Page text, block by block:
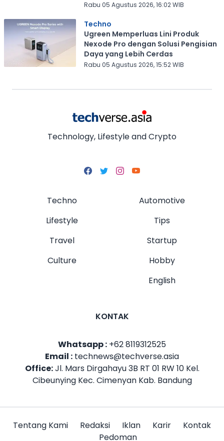
Rabu 05 Agustus 2026, 16:02 WIB
Techno
Ugreen Memperluas Lini Produk
Nexode Pro dengan Solusi Pengisian
Daya yang Lebih Cerdas
Rabu 05 Agustus 2026, 15:52 WIB
Technology, Lifestyle and Crypto
Techno
Lifestyle
Travel
Culture
Automotive
Tips
Startup
Hobby
English
KONTAK
Whatsapp : +62 8119312525
Email : technews@techverse.asia
Office:Jl. Mars Dirgahayu 3B RT 01 RW 10 Kel.
Cibeunying Kec. Cimenyan Kab. Bandung
Tentang Kami Redaksi Iklan Karir
Kontak
Pedoman